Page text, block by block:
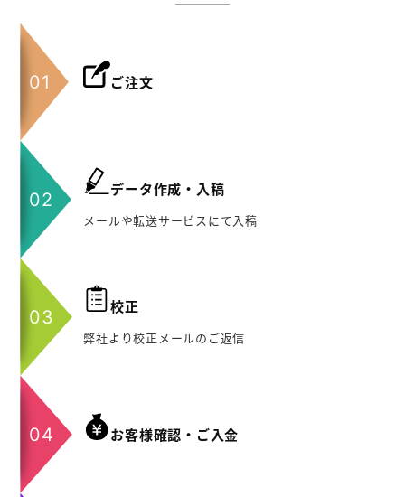
ご注文
データ作成・入稿
メールや転送サービスにて入稿
校正
弊社より校正メールのご返信
お客様確認・ご入金